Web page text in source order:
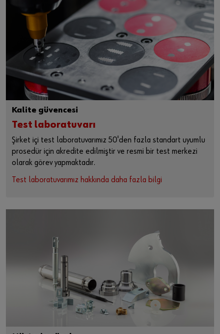
Kalite güvencesi
Test laboratuvarı
Şirket içi test laboratuvarımız 50'den fazla standart uyumlu
prosedür için akredite edilmiştir ve resmi bir test merkezi
olarak görev yapmaktadır.
Test laboratuvarımız hakkında daha fazla bilgi